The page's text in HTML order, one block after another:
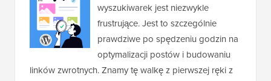
wyszukiwarek jest niezwykle
frustrujące. Jest to szczególnie
prawdziwe po spędzeniu godzin na
optymalizacji postów i budowaniu
linków zwrotnych. Znamy tę walkę z pierwszej ręki z